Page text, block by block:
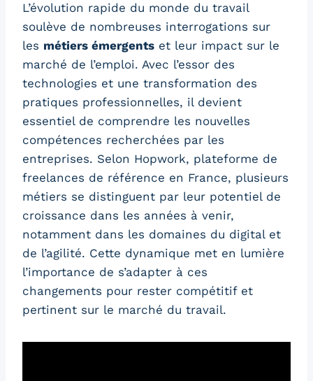
L’évolution rapide du monde du travail
soulève de nombreuses interrogations sur
les métiers émergents et leur impact sur le
marché de l’emploi. Avec l’essor des
technologies et une transformation des
pratiques professionnelles, il devient
essentiel de comprendre les nouvelles
compétences recherchées par les
entreprises. Selon Hopwork, plateforme de
freelances de référence en France, plusieurs
métiers se distinguent par leur potentiel de
croissance dans les années à venir,
notamment dans les domaines du digital et
de l’agilité. Cette dynamique met en lumière
l’importance de s’adapter à ces
changements pour rester compétitif et
pertinent sur le marché du travail.